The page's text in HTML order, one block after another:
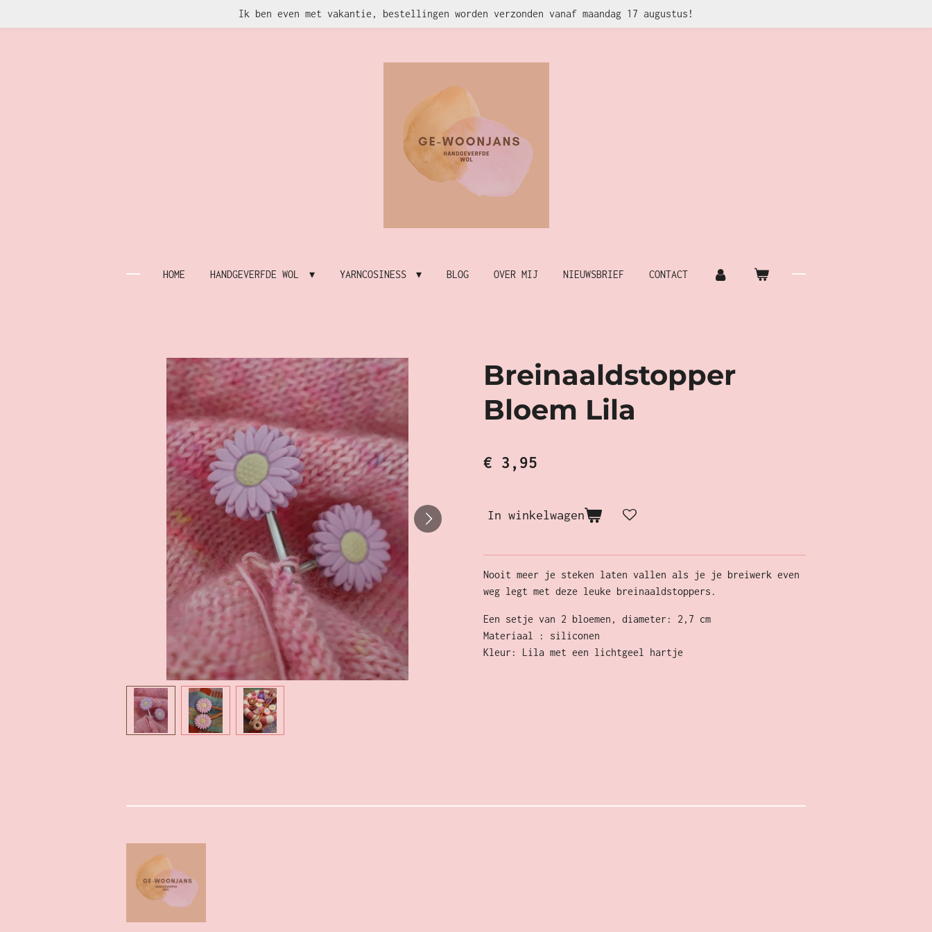
direct
Ik ben even met vakantie, bestellingen worden verzonden vanaf maandag 17 augustus!
HOME HANDGEVERFDE WOL YARNCOSINESS BLOG OVER MIJ NIEUWSBRIEF CONTACT
Breinaaldstopper
Bloem Lila
€ 3,95
In winkelwagen
Nooit meer je steken laten vallen als je je breiwerk even
weg legt met deze leuke breinaaldstoppers.
Een setje van 2 bloemen, diameter: 2,7 cm
Materiaal : siliconen
Kleur: Lila met een lichtgeel hartje